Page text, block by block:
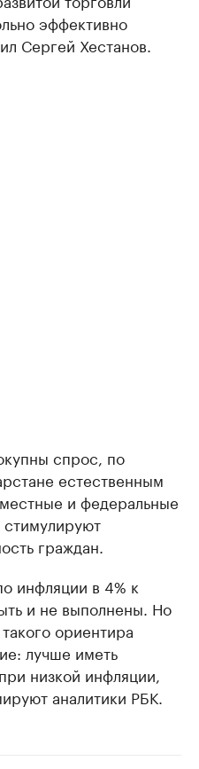
эффективно
Сергей Хестанов.
спрос, по
естественным
и федеральные
граждан.
инфляции в 4% к
и не выполнены. Но
ориентира
лучше иметь
низкой инфляции,
аналитики РБК.